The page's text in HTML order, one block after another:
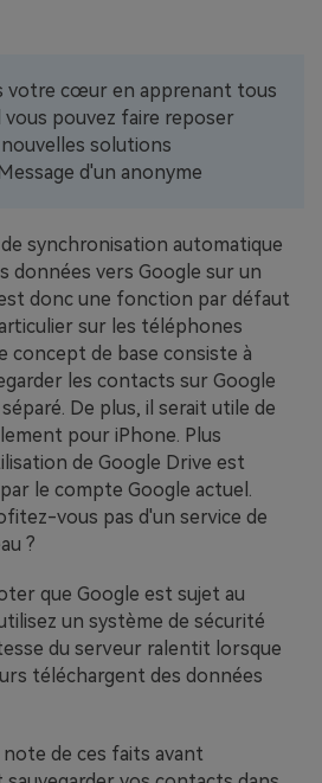
SUJETS
votre cœur en apprenant tous
vous pouvez faire reposer
solutions
d'un anonyme
synchronisation automatique
données vers Google sur un
donc une fonction par défaut
sur les téléphones
concept de base consiste à
les contacts sur Google
De plus, il serait utile de
pour iPhone. Plus
de Google Drive est
le compte Google actuel.
vous pas d'un service de
?
que Google est sujet au
un système de sécurité
du serveur ralentit lorsque
téléchargent des données
de ces faits avant